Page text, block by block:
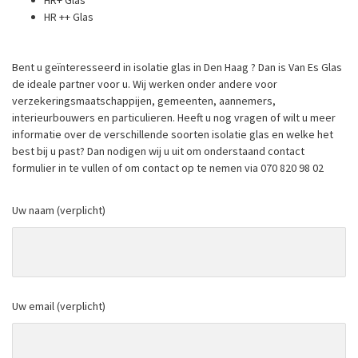
HR ++ Glas
Bent u geïnteresseerd in isolatie glas in Den Haag ? Dan is Van Es Glas
de ideale partner voor u. Wij werken onder andere voor
verzekeringsmaatschappijen, gemeenten, aannemers,
interieurbouwers en particulieren. Heeft u nog vragen of wilt u meer
informatie over de verschillende soorten isolatie glas en welke het
best bij u past? Dan nodigen wij u uit om onderstaand contact
formulier in te vullen of om contact op te nemen via 070 820 98 02
Uw naam (verplicht)
Uw email (verplicht)